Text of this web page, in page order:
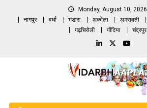
Monday, August 10, 2026
नागपुर
वर्धा भंडारा अकोला अमरावती
गढ़चिरोली
गोंदिया चंद्रपुर